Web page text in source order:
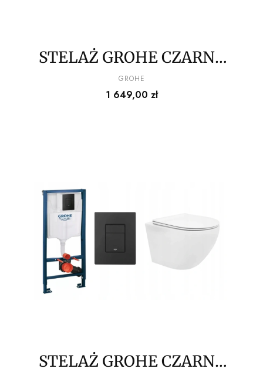
STELAŻ GROHE CZARNY
PRZYCISK + MISA
OMNIRES Z DESKĄ
PRODUCENT
GROHE
Cena
1 649,00 zł
STELAŻ GROHE CZARNY